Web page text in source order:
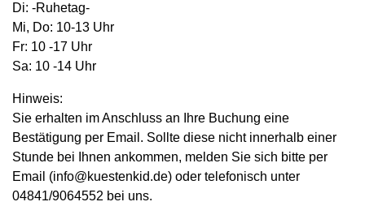
Di: -Ruhetag-
Mi, Do: 10-13 Uhr
Fr: 10 -17 Uhr
Sa: 10 -14 Uhr
Hinweis:
Sie erhalten im Anschluss an Ihre Buchung eine
Bestätigung per Email. Sollte diese nicht innerhalb einer
Stunde bei Ihnen ankommen, melden Sie sich bitte per
Email (info@kuestenkid.de) oder telefonisch unter
04841/9064552 bei uns.